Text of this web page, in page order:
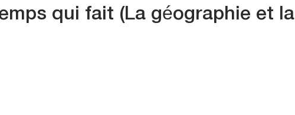
qui fait (La géographie et la